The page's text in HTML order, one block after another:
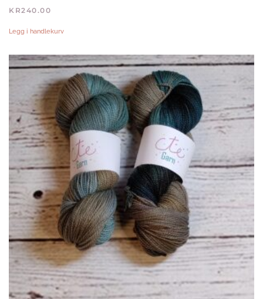
KR240.00
Legg i handlekurv